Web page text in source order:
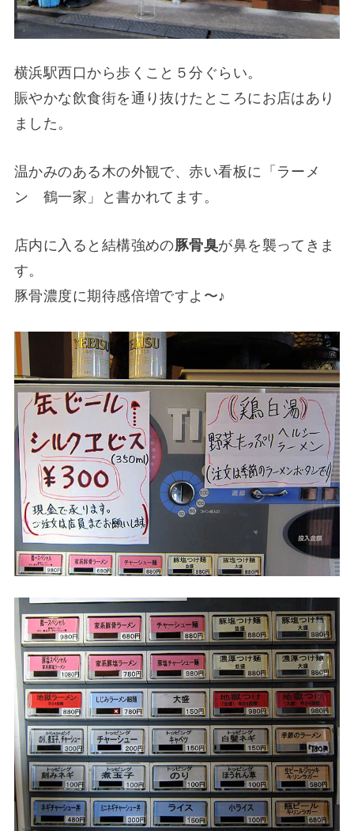
横浜駅西口から歩くこと５分ぐらい。
賑やかな飲食街を通り抜けたところにお店はあり
ました。
温かみのある木の外観で、赤い看板に「ラーメ
ン 鶴一家」と書かれてます。
店内に入ると結構強めの豚骨臭が鼻を襲ってきま
す。
豚骨濃度に期待感倍増ですよ〜♪